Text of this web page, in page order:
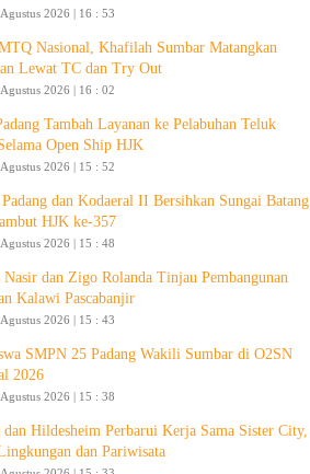
2026 | 16 : 53
Nasional, Khafilah Sumbar Matangkan
Lewat TC dan Try Out
2026 | 16 : 02
Tambah Layanan ke Pelabuhan Teluk
Open Ship HJK
2026 | 15 : 52
dan Kodaeral II Bersihkan Sungai Batang
HJK ke-357
2026 | 15 : 48
Nasir dan Zigo Rolanda Tinjau Pembangunan
Kalawi Pascabanjir
2026 | 15 : 43
SMPN 25 Padang Wakili Sumbar di O2SN
2026
2026 | 15 : 38
dan Hildesheim Perbarui Kerja Sama Sister City,
dan Pariwisata